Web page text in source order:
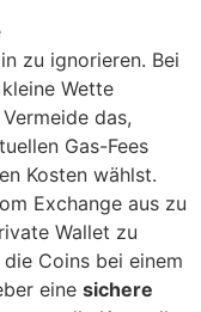
zu ignorieren. Bei
Wette
das,
Gas-Fees
Kosten wählst.
Exchange aus zu
Wallet zu
Coins bei einem
eine sichere